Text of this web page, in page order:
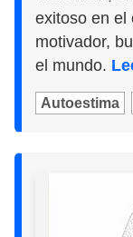
exitoso en el
motivador,
el mundo.
Autoestima